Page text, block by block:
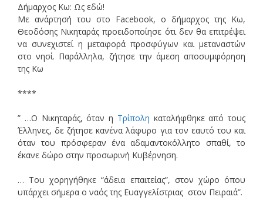
Δήμαρχος Κω: Ως εδώ!
Με ανάρτησή του στο Facebook, ο δήμαρχος της Κω,
Θεοδόσης Νικηταράς προειδοποίησε ότι δεν θα επιτρέψει
να συνεχιστεί η μεταφορά προσφύγων και μεταναστών
στο νησί. Παράλληλα, ζήτησε την άμεση αποσυμφόρηση
της Κω
****
” …Ο Νικηταράς, όταν η Τρίπολη καταλήφθηκε από τους
Έλληνες, δε ζήτησε κανένα λάφυρο για τον εαυτό του και
όταν του πρόσφεραν ένα αδαμαντοκόλλητο σπαθί, το
έκανε δώρο στην προσωρινή Κυβέρνηση.
… Του χορηγήθηκε “άδεια επαιτείας”, στον χώρο όπου
υπάρχει σήμερα ο ναός της Ευαγγελίστριας στον Πειραιά”.